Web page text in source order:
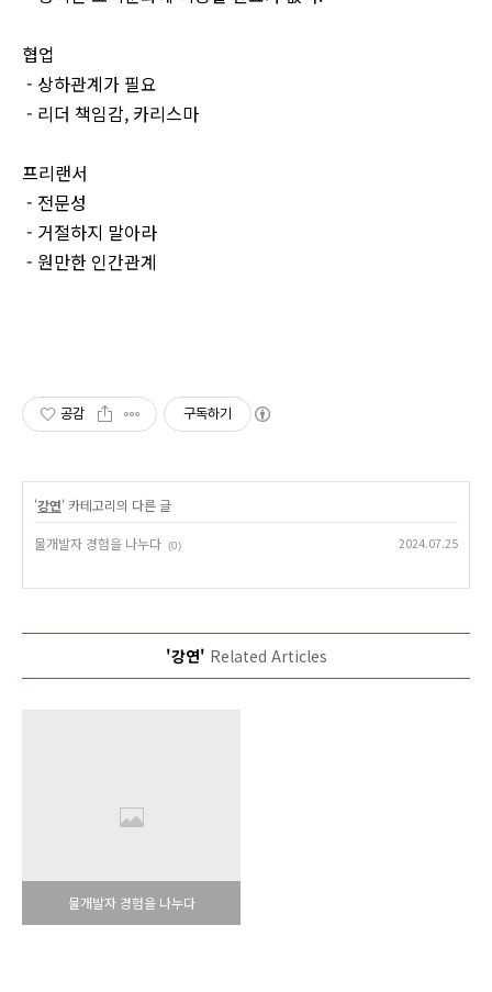
협업
- 상하관계가 필요
- 리더 책임감, 카리스마
프리랜서
- 전문성
- 거절하지 말아라
- 원만한 인간관계
공감 구독하기
'강연' 카테고리의 다른 글
물개발자 경험을 나누다 (0) 2024.07.25
'강연' Related Articles
물개발자 경험을 나누다